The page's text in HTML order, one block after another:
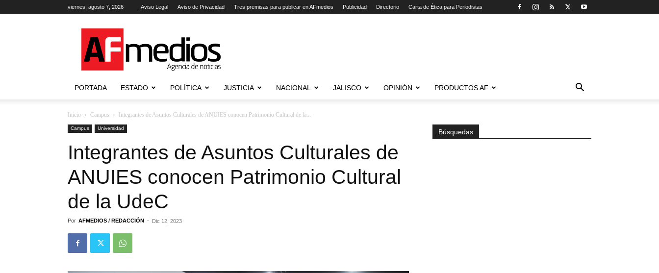
viernes, agosto 7, 2026 Aviso Legal Aviso de Privacidad Tres premisas para publicar en AFmedios Publicidad Directorio Carta de Ética para Periodistas
Agencia
de
Noticias
PORTADA ESTADO POLÍTICA JUSTICIA NACIONAL JALISCO OPINIÓN PRODUCTOS AF
Inicio Campus Integrantes de Asuntos Culturales de ANUIES conocen Patrimonio Cultural de la...
Campus Universidad
Integrantes de Asuntos Culturales de
ANUIES conocen Patrimonio Cultural
de la UdeC
Por AFMEDIOS / REDACCIÓN - Dic 12, 2023
Búsquedas